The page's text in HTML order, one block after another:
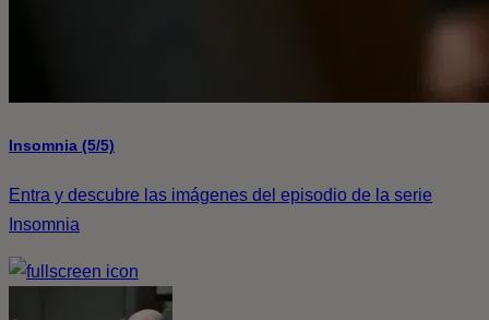
Insomnia (5/5)
Entra y descubre las imágenes del episodio de la serie
Insomnia